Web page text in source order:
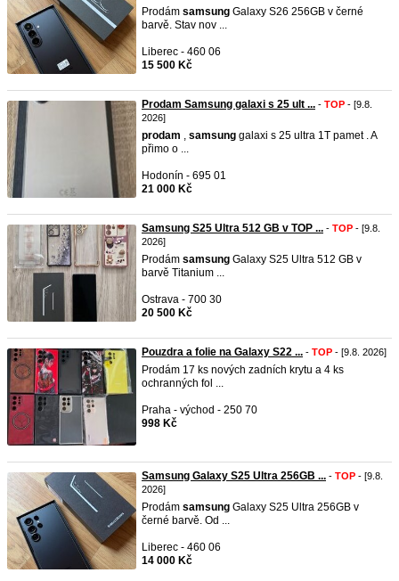
Prodám samsung Galaxy S26 256GB v černé
barvě. Stav nov ...
Liberec - 460 06
15 500 Kč
Prodam Samsung galaxi s 25 ult ... - TOP - [9.8.
2026]
prodam , samsung galaxi s 25 ultra 1T pamet . A
přimo o ...
Hodonín - 695 01
21 000 Kč
Samsung S25 Ultra 512 GB v TOP ... - TOP - [9.8.
2026]
Prodám samsung Galaxy S25 Ultra 512 GB v
barvě Titanium ...
Ostrava - 700 30
20 500 Kč
Pouzdra a folie na Galaxy S22 ... - TOP - [9.8. 2026]
Prodám 17 ks nových zadních krytu a 4 ks
ochranných fol ...
Praha - východ - 250 70
998 Kč
Samsung Galaxy S25 Ultra 256GB ... - TOP - [9.8.
2026]
Prodám samsung Galaxy S25 Ultra 256GB v
černé barvě. Od ...
Liberec - 460 06
14 000 Kč